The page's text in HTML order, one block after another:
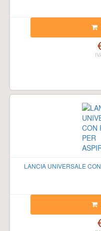
LANCIA UNIVERSALE